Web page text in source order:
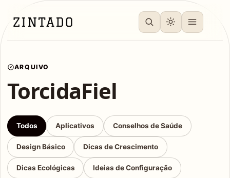
ARQUIVO
TorcidaFiel
Todos Aplicativos Conselhos de Saúde
Design Básico Dicas de Crescimento
Dicas Ecológicas Ideias de Configuração